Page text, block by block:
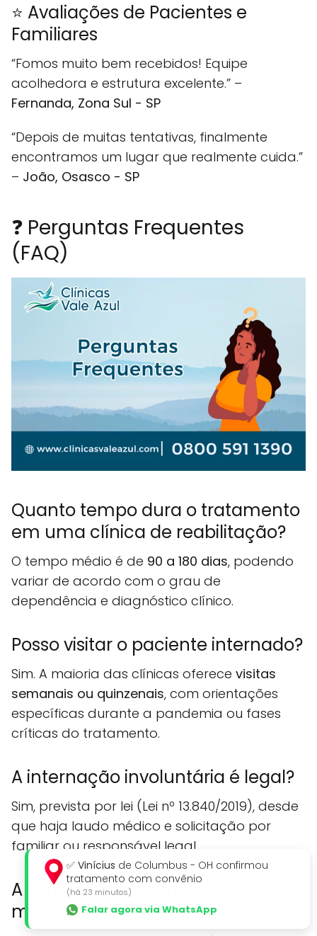
⭐ Avaliações de Pacientes e
Familiares
“Fomos muito bem recebidos! Equipe
acolhedora e estrutura excelente.” –
Fernanda, Zona Sul - SP
“Depois de muitas tentativas, finalmente
encontramos um lugar que realmente cuida.”
– João, Osasco - SP
❓ Perguntas Frequentes
(FAQ)
Quanto tempo dura o tratamento
em uma clínica de reabilitação?
O tempo médio é de 90 a 180 dias, podendo
variar de acordo com o grau de
dependência e diagnóstico clínico.
Posso visitar o paciente internado?
Sim. A maioria das clínicas oferece visitas
semanais ou quinzenais, com orientações
específicas durante a pandemia ou fases
críticas do tratamento.
A internação involuntária é legal?
Sim, prevista por lei (Lei nº 13.840/2019), desde
que haja laudo médico e solicitação por
familiar ou responsável legal.
A clínica aceita convênios
médicos?
✅ Vinícius de Columbus - OH confirmou
tratamento com convênio
(há 23 minutos)
Falar agora via WhatsApp